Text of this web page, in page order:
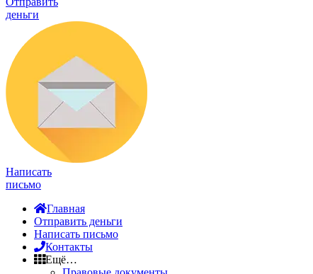
деньги
Написать
письмо
Главная
Отправить деньги
Написать письмо
Контакты
Ещё…